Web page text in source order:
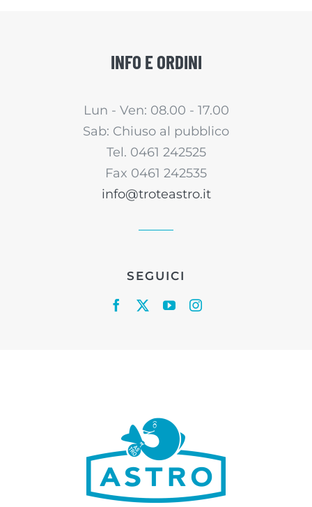
INFO E ORDINI
Lun - Ven: 08.00 - 17.00
Sab: Chiuso al pubblico
Tel. 0461 242525
Fax 0461 242535
info@troteastro.it
SEGUICI